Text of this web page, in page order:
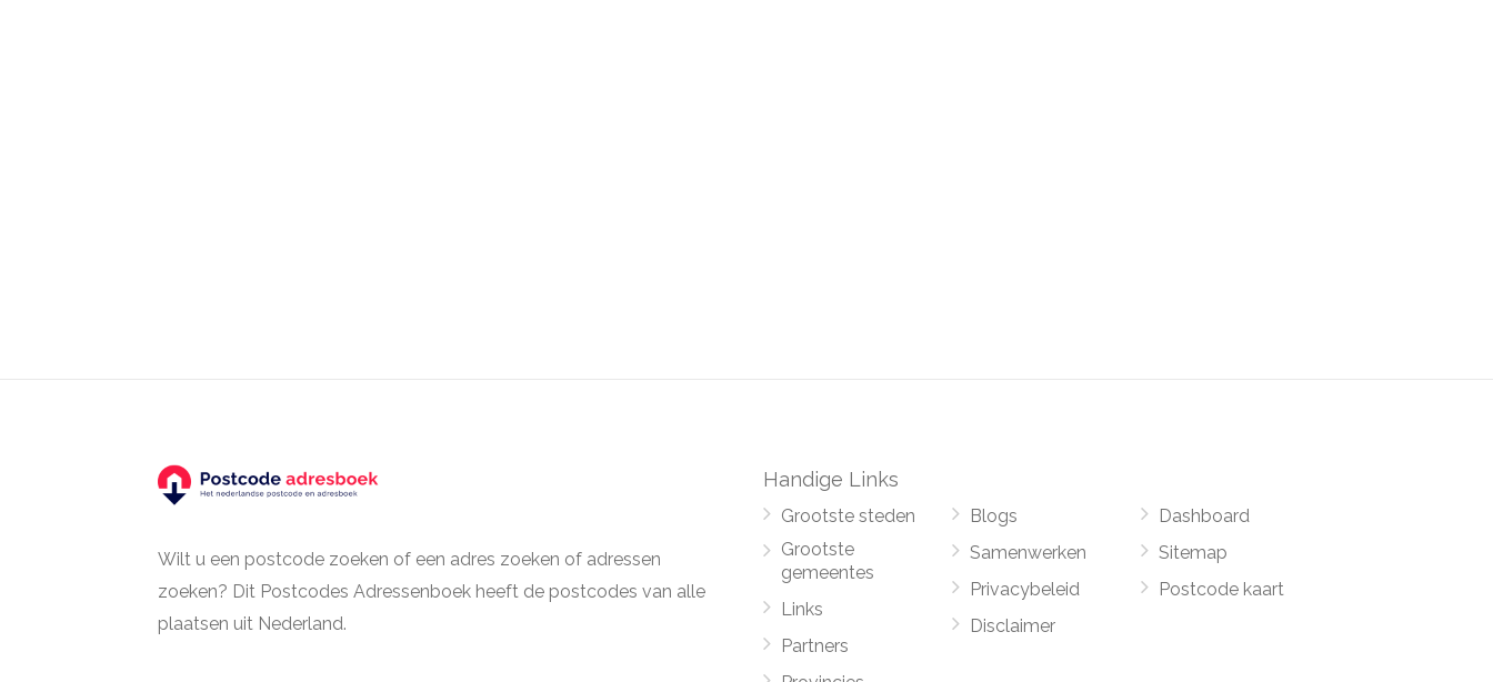
Wilt u een postcode zoeken of een adres zoeken of adressen
zoeken? Dit Postcodes Adressenboek heeft de postcodes van alle
plaatsen uit Nederland.
Handige Links
Grootste steden
Grootste
gemeentes
Links
Partners
Blogs
Samenwerken
Privacybeleid
Disclaimer
Dashboard
Sitemap
Postcode kaart